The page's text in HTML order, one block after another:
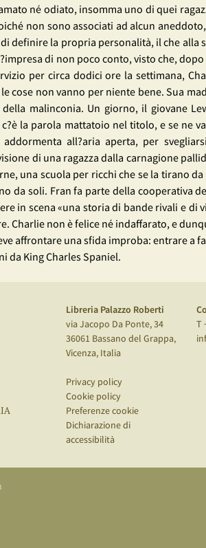
né odiato, insomma uno di quei
non sono associati ad alcun
definire la propria personalità, il che alla
di non poco conto, visto che,
per circa dodici ore la settimana,
cose non vanno per niente bene. Sua
della malinconia. Un giorno, il giovane
la parola mattatoio nel titolo, e se ne
all?aria aperta, per
di una ragazza dalla carnagione
una scuola per ricchi che se la tirano
da soli. Fran fa parte della cooperativa
in scena «una storia di bande rivali e di
Charlie non è felice né indaffarato, e
affrontare una sfida improba: entrare a
da King Charles Spaniel.
Libreria Palazzo Roberti
via Jacopo Da Ponte, 34
36061 Bassano del Grappa,
Vicenza, Italia
Privacy policy
Cookie policy
Preferenze cookie
Dichiarazione di
accessibilità
T